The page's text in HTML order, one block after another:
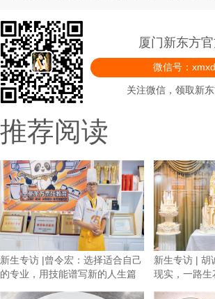
厦门新东方
微信号：
关注微信，领取新
推荐阅读
新生专访 |曾令宏：选择适合自己
的专业，用技能谱写新的人生篇
新生专访 | 胡
现实，一路生